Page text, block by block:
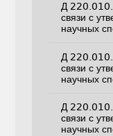
Д
связи с
научных
Д
связи с
научных
Д
связи с
научных